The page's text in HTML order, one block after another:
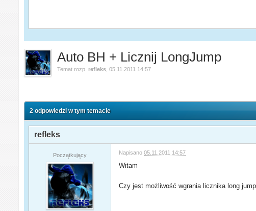
Auto BH + Licznij LongJump
Temat rozp.refleks ,05.11.2011 14:57
2 odpowiedzi w tym temacie
refleks
Początkujący Napisano05.11.2011 14:57
Witam
Czy jest możliwość wgrania licznika long